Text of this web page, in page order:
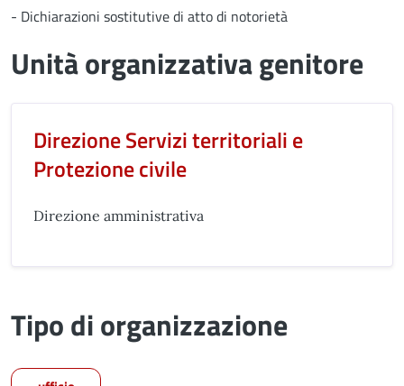
- Dichiarazioni sostitutive di atto di notorietà
Unità organizzativa genitore
Direzione Servizi territoriali e
Protezione civile
Direzione amministrativa
Tipo di organizzazione